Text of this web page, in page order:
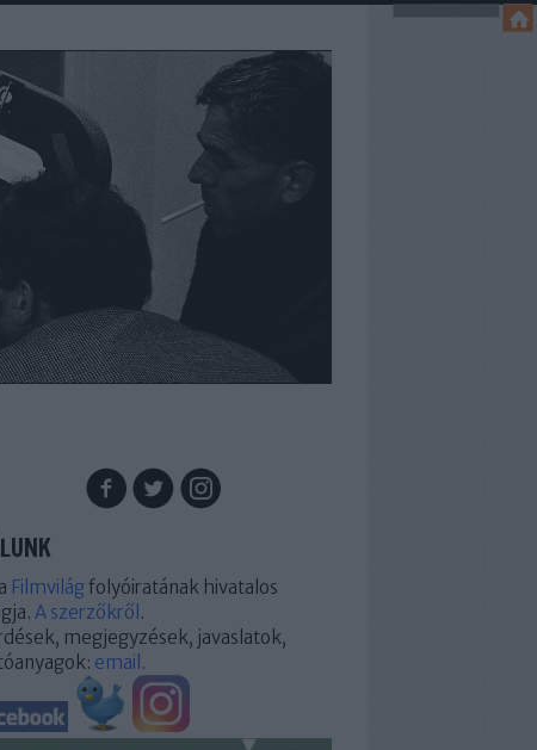
Filmvilágfolyóiratának hivatalos
A szerzőkről .
megjegyzések, javaslatok,
email .